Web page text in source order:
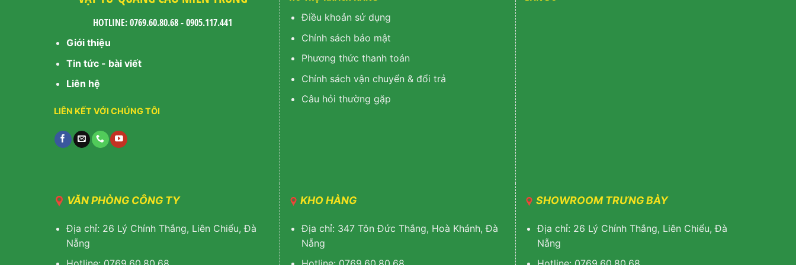
HOTLINE: 0769.60.80.68 - 0905.117.441
Giới thiệu
Tin tức - bài viết
Liên hệ
LIÊN KẾT VỚI CHÚNG TÔI
Điều khoản sử dụng
Chính sách bảo mật
Phương thức thanh toán
Chính sách vận chuyển & đổi trả
Câu hỏi thường gặp
VĂN PHÒNG CÔNG TY
Địa chỉ: 26 Lý Chính Thắng, Liên Chiểu, Đà
Nẵng
KHO HÀNG
Địa chỉ: 347 Tôn Đức Thắng, Hoà Khánh, Đà
Nẵng
SHOWROOM TRƯNG BÀY
Địa chỉ: 26 Lý Chính Thắng, Liên Chiểu, Đà
Nẵng